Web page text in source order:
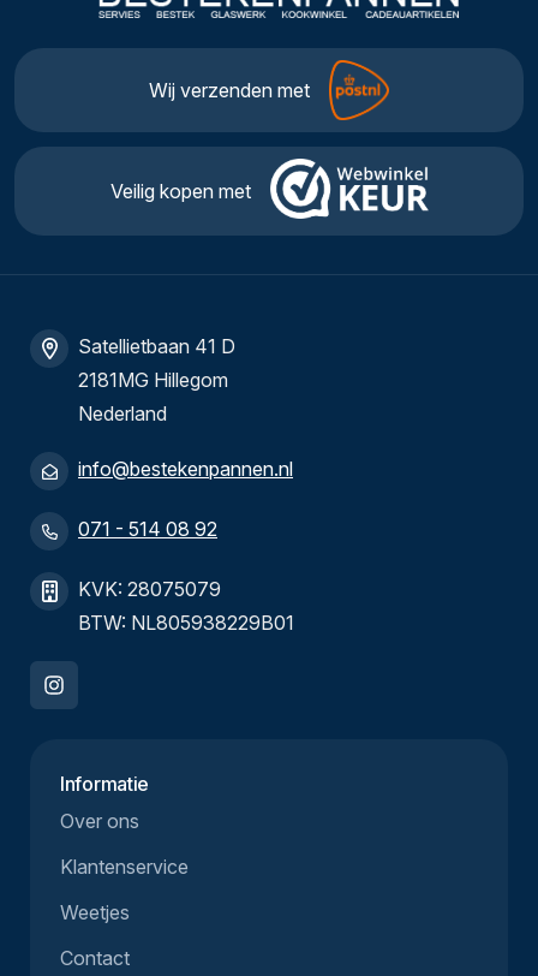
Wij verzenden met
Veilig kopen met
Satellietbaan 41 D
2181MG Hillegom
Nederland
info@bestekenpannen.nl
071 - 514 08 92
KVK: 28075079
BTW: NL805938229B01
Informatie
Over ons
Klantenservice
Weetjes
Contact